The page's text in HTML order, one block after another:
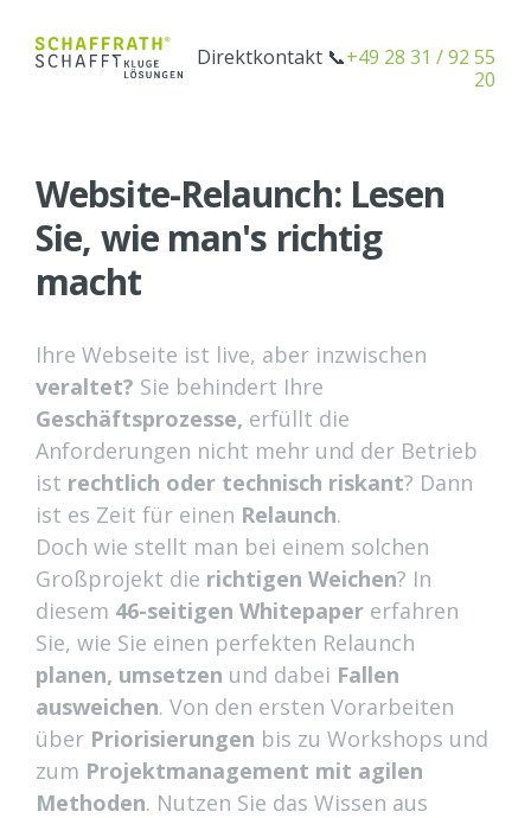
Direktkontakt 📞+49 28 31 / 92 55
20
Website-Relaunch: Lesen
Sie, wie man's richtig
macht
Ihre Webseite ist live, aber inzwischen
veraltet? Sie behindert Ihre
Geschäftsprozesse, erfüllt die
Anforderungen nicht mehr und der Betrieb
ist rechtlich oder technisch riskant? Dann
ist es Zeit für einen Relaunch.
Doch wie stellt man bei einem solchen
Großprojekt die richtigen Weichen? In
diesem 46-seitigen Whitepaper erfahren
Sie, wie Sie einen perfekten Relaunch
planen, umsetzen und dabei Fallen
ausweichen. Von den ersten Vorarbeiten
über Priorisierungen bis zu Workshops und
zum Projektmanagement mit agilen
Methoden. Nutzen Sie das Wissen aus